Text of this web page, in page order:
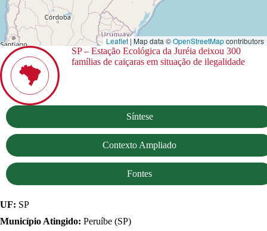
Leaflet | Map data ©OpenStreetMapcontributors
SP – Estação Ecológica da Juréia deixou 300
famílias de caiçaras em situação de ilegalidade
Síntese
Contexto Ampliado
Fontes
UF: SP
Município Atingido: Peruíbe (SP)